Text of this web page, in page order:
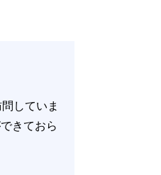
していま
きておら